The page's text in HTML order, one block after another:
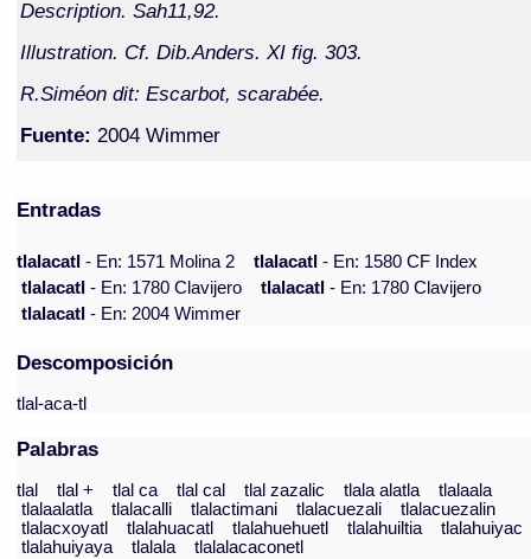
Description. Sah11,92.
Illustration. Cf. Dib.Anders. XI fig. 303.
R.Siméon dit: Escarbot, scarabée.
Fuente: 2004 Wimmer
Entradas
tlalacatl- En: 1571 Molina 2 tlalacatl- En: 1580 CF Index
tlalacatl- En: 1780 Clavijero tlalacatl- En: 1780 Clavijero
tlalacatl- En: 2004 Wimmer
Descomposición
tlal-aca-tl
Palabras
tlal tlal + tlal ca tlal cal tlal zazalic tlala alatla
tlalaala
tlalaalatla
tlalacalli tlalactimani tlalacuezali
tlalacuezalin
tlalacxoyatl
tlalahuacatl tlalahuehuetl tlalahuiltia
tlalahuiyac
tlalahuiyaya
tlalala
tlalalacaconetl